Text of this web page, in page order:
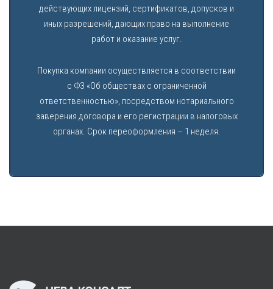
действующих лицензий, сертификатов, допусков и
иных разрешений, дающих право на выполнение
работ и оказание услуг.
Покупка компании осуществляется в соответствии
с ФЗ «Об обществах с ограниченной
ответственностью», посредством нотариального
заверения договора и его регистрации в налоговых
органах. Срок переоформления – 1 неделя.